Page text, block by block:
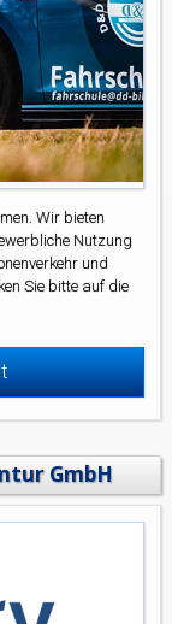
Wir bieten
Nutzung
und
Sie bitte auf die
GmbH